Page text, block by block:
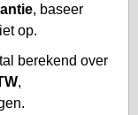
, baseer
op.
berekend over
,